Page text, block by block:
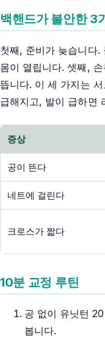
백핸드가 불안한 3
첫째, 준비가 늦습니다
몸이 열립니다. 셋째,
뜹니다. 이 세 가지는
급해지고, 발이 급하면
증상
공이 뜬다
네트에 걸린다
크로스가 짧다
10분 교정 루틴
공 없이 유닛턴
봅니다.